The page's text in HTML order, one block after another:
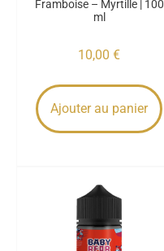
Framboise – Myrtille | 100
ml
10,00 €
Ajouter au panier